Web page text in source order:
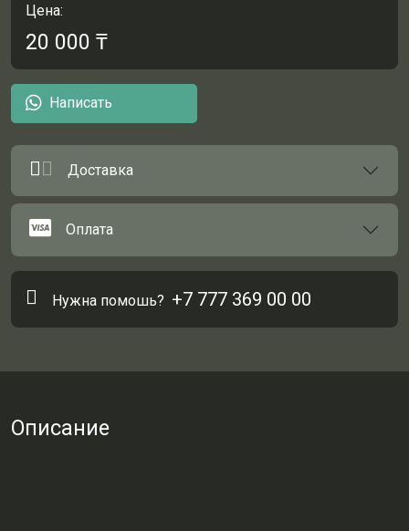
Цена:
20 000 ₸
Написать
Доставка
Оплата
Нужна помошь? +7 777 369 00 00
Описание